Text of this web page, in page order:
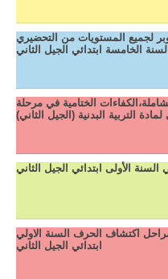
لجميع المستويات من التحضيري
الخامسة ابتدائي الجيل الثاني
الختامية في مرحلة
لمادة التربية البدنية (الجيل الثاني)
الأولى ابتدائي الجيل الثاني
اكتشاف الحرف السنة الاولي
ابتدائي الجيل الثاني